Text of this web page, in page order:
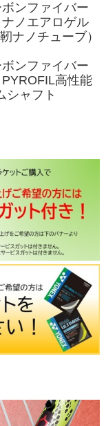
ンファイバー
ノエアロゲル
ナノチューブ）
ンファイバー
PYROFIL高性能
シャフト